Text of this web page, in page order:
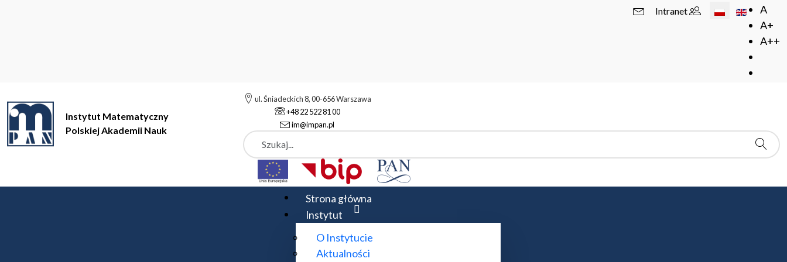
A
A+
A++
Wybierz swój język
Intranet
Instytut Matematyczny
Polskiej Akademii Nauk
ul. Śniadeckich 8, 00-656 Warszawa
+48 22 522 81 00
im@impan.pl
Szukaj
Strona główna
Instytut
O Instytucie
Aktualności
Instytut Matematyczny Polskiej Akademii Nauk Działalność naukowa Konferencje
L Konferencja
AMW Rewita Kościelisko